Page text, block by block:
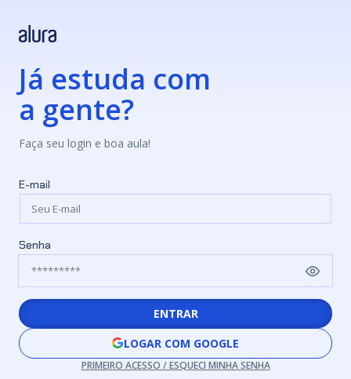
Já estuda com
a gente?
Faça seu login e boa aula!
E-mail
Senha
ENTRAR
LOGAR COM GOOGLE
PRIMEIRO ACESSO / ESQUECI MINHA SENHA